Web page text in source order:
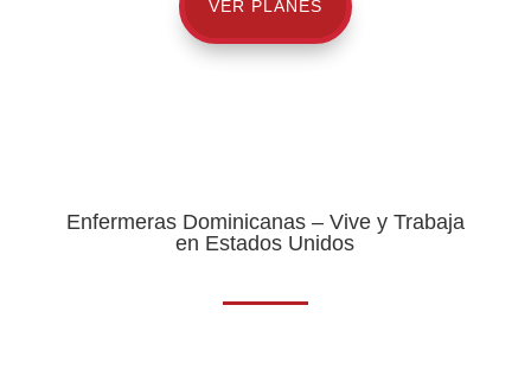
VER PLANES
Enfermeras Dominicanas – Vive y Trabaja
en Estados Unidos